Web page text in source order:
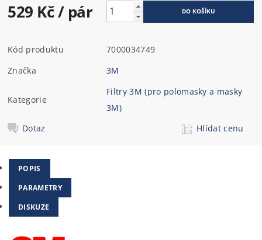
529 Kč/ pár
Kód produktu
7000034749
Značka
3M
Kategorie
Filtry 3M (pro polomasky a masky
3M)
Dotaz
Hlídat cenu
POPIS
PARAMETRY
DISKUZE